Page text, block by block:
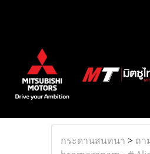
กระดานสนทนา > ถา